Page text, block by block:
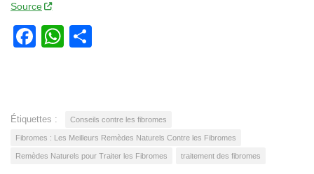
Source
Facebook
WhatsApp
Étiquettes : Conseils contre les fibromes
Fibromes : Les Meilleurs Remèdes Naturels Contre les Fibromes
Remèdes Naturels pour Traiter les Fibromes traitement des fibromes